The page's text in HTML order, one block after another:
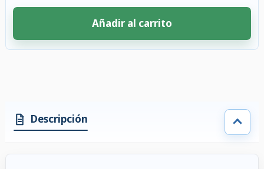
Añadir al carrito
Descripción